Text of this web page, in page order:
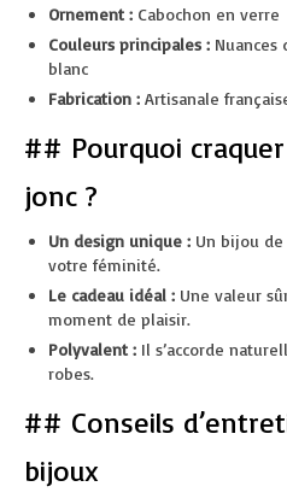
Ornement : Cabochon en verre
Couleurs principales : Nuances
blanc
Fabrication : Artisanale
## Pourquoi
jonc ?
Un design unique : Un bijou
votre féminité.
Le cadeau idéal : Une valeur
moment de plaisir.
Polyvalent : Il s’accorde
robes.
## Conseils
bijoux